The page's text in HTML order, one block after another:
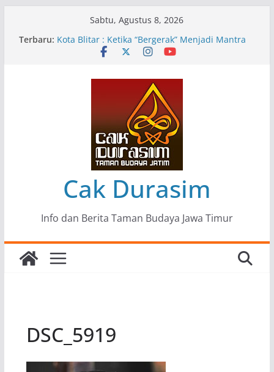
Sabtu, Agustus 8, 2026
Terbaru: Pameran Lukisan Komunitas Patria Seni Rupa
Kota Blitar : Ketika “Bergerak” Menjadi Mantra
Mengupas Sunyi dan Luka di Balik “Samaleak”
Menjaga Marwah Seni dan Budaya: Catatan
Kunjungan Kerja Ir. Bambang Haryo Soekartono
(BHS) Anggota DPR RI ke Taman Budaya Jawa
Pameran Tunggal 35 Karya Agus Koecink
“Tumbang Tambang”, Ungkapan Kritis Tentang
Derita Pekerja Pertambangan
Cak Durasim
Info dan Berita Taman Budaya Jawa Timur
DSC_5919